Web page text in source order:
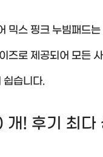
믹스 핑크 누빔패드
즈로 제공되어 모든
쉽습니다.
! 후기 최다